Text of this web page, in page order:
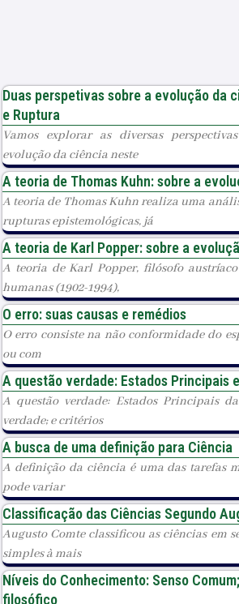
Duas perspetivas sobre a evolução da
e Ruptura
Vamos explorar as diversas
evolução da ciência neste
A teoria de Thomas Kuhn: sobre a
A teoria de Thomas Kuhn realiza uma
rupturas epistemológicas, já
A teoria de Karl Popper: sobre a
A teoria de Karl Popper, filósofo
humanas (1902-1994),
O erro: suas causas e remédios
O erro consiste na não conformidade do
ou com
A questão verdade: Estados Principais
A questão verdade: Estados Principais
verdade; e critérios
A busca de uma definição para Ciência
A definição da ciência é uma das tarefas
pode variar
Classificação das Ciências Segundo
Augusto Comte classificou as ciências em
simples à mais
Níveis do Conhecimento: Senso
filosófico